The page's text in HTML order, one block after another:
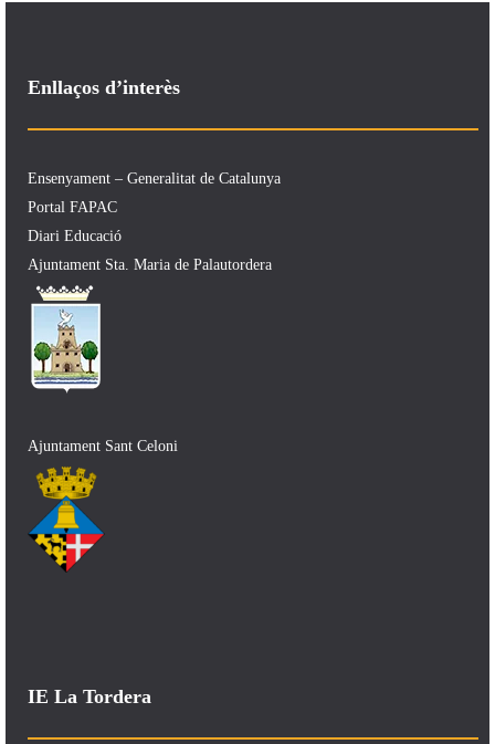
Enllaços d’interès
Ensenyament – Generalitat de Catalunya
Portal FAPAC
Diari Educació
Ajuntament Sta. Maria de Palautordera
Ajuntament Sant Celoni
IE La Tordera